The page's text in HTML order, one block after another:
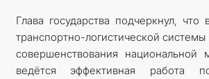
Глава государства подчеркнул, что
транспортно-логистической
совершенствования национальной
ведётся эффективная работа